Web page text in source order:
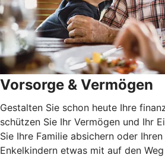
Vorsorge & Vermögen
Gestalten Sie schon heute Ihre
schützen Sie Ihr Vermögen und Ihr
Sie Ihre Familie absichern oder
Enkelkindern etwas mit auf den